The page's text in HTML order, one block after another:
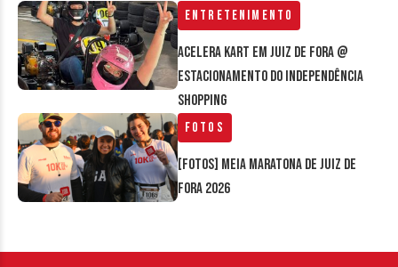
Entretenimento
Acelera Kart em Juiz de Fora @
estacionamento do Independência
Shopping
Fotos
[FOTOS] Meia Maratona de Juiz de
Fora 2026